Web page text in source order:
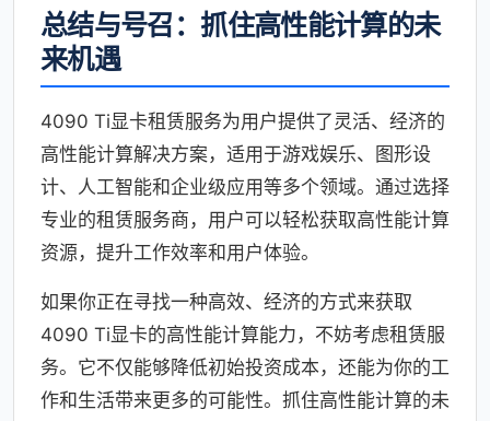
总结与号召：抓住高性能计算的未
来机遇
4090 Ti显卡租赁服务为用户提供了灵活、经济的
高性能计算解决方案，适用于游戏娱乐、图形设
计、人工智能和企业级应用等多个领域。通过选择
专业的租赁服务商，用户可以轻松获取高性能计算
资源，提升工作效率和用户体验。
如果你正在寻找一种高效、经济的方式来获取
4090 Ti显卡的高性能计算能力，不妨考虑租赁服
务。它不仅能够降低初始投资成本，还能为你的工
作和生活带来更多的可能性。抓住高性能计算的未